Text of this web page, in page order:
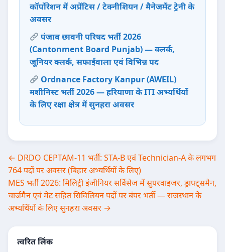
कॉर्पोरेशन में अप्रेंटिस / टेक्नीशियन / मैनेजमेंट ट्रेनी के
अवसर
पंजाब छावनी परिषद भर्ती 2026
(Cantonment Board Punjab) — क्लर्क,
जूनियर क्लर्क, सफाईवाला एवं विभिन्न पद
Ordnance Factory Kanpur (AWEIL)
मशीनिस्ट भर्ती 2026 — हरियाणा के ITI अभ्यर्थियों
के लिए रक्षा क्षेत्र में सुनहरा अवसर
Post
navigation
← DRDO CEPTAM-11 भर्ती: STA-B एवं Technician-A के लगभग
764 पदों पर अवसर (बिहार अभ्यर्थियों के लिए)
MES भर्ती 2026: मिलिट्री इंजीनियर सर्विसेज में सुपरवाइजर, ड्राफ्ट्समैन,
चार्जमैन एवं मेट सहित सिविलियन पदों पर बंपर भर्ती — राजस्थान के
अभ्यर्थियों के लिए सुनहरा अवसर →
त्वरित लिंक